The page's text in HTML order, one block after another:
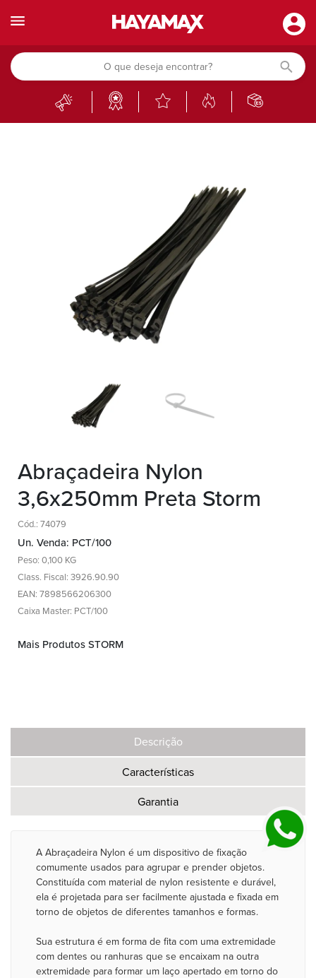
Abraçadeira Nylon
3,6x250mm Preta Storm
Cód.: 74079
Un. Venda: PCT/100
Peso: 0,100 KG
Class. Fiscal: 3926.90.90
EAN: 7898566206300
Caixa Master: PCT/100
Mais Produtos STORM
Descrição
Características
Garantia
A Abraçadeira Nylon é um dispositivo de fixação
comumente usados para agrupar e prender objetos.
Constituída com material de nylon resistente e durável,
ela é projetada para ser facilmente ajustada e fixada em
torno de objetos de diferentes tamanhos e formas.
Sua estrutura é em forma de fita com uma extremidade
com dentes ou ranhuras que se encaixam na outra
extremidade para formar um laço apertado em torno do